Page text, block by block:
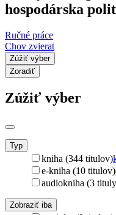
hospodárska
Ručné práce
Chov zvierat
Zúžiť výber
Zoradiť
Zúžiť výber
Typ
kniha (344 titulov)
e-kniha (10 titulov)
audiokniha (3
Zobraziť iba